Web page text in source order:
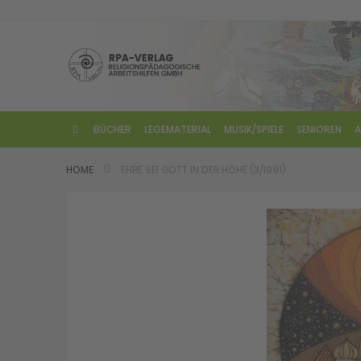
BÜCHER LEGEMATERIAL MUSIK/SPIELE SENIOREN
HOME EHRE SEI GOTT IN DER HÖHE (3/1991)